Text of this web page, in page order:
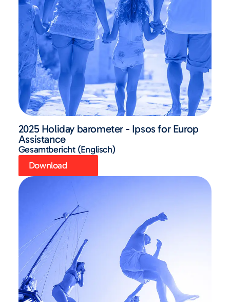
2025 Holiday barometer - Ipsos for Europ
Assistance
Gesamtbericht (Englisch)
Download